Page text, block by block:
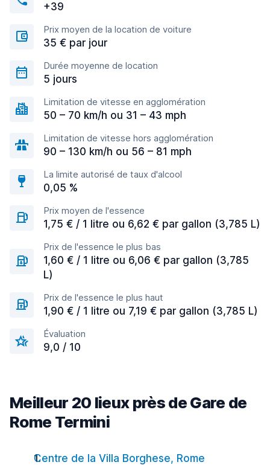
+39
Prix moyen de la location de voiture
35 € par jour
Durée moyenne de location
5 jours
Limitation de vitesse en agglomération
50 – 70 km/h ou 31 – 43 mph
Limitation de vitesse hors agglomération
90 – 130 km/h ou 56 – 81 mph
La limite autorisé de taux d'alcool
0,05 %
Prix moyen de l'essence
1,75 € / 1 litre ou 6,62 € par gallon (3,785 L)
Prix de l'essence le plus bas
1,60 € / 1 litre ou 6,06 € par gallon (3,785
L)
Prix de l'essence le plus haut
1,90 € / 1 litre ou 7,19 € par gallon (3,785 L)
Évaluation
9,0 / 10
Meilleur 20 lieux près de Gare de
Rome Termini
Centre de la Villa Borghese, Rome